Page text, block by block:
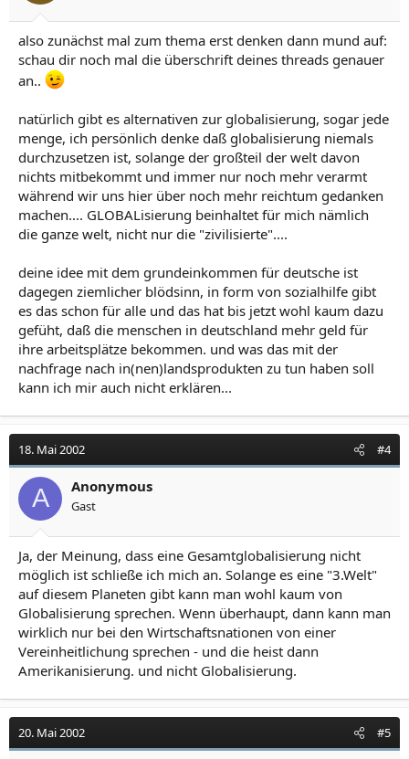
also zunächst mal zum thema erst denken dann mund auf:
schau dir noch mal die überschrift deines threads genauer
an..
natürlich gibt es alternativen zur globalisierung, sogar jede
menge, ich persönlich denke daß globalisierung niemals
durchzusetzen ist, solange der großteil der welt davon
nichts mitbekommt und immer nur noch mehr verarmt
während wir uns hier über noch mehr reichtum gedanken
machen.... GLOBALisierung beinhaltet für mich nämlich
die ganze welt, nicht nur die "zivilisierte"....
deine idee mit dem grundeinkommen für deutsche ist
dagegen ziemlicher blödsinn, in form von sozialhilfe gibt
es das schon für alle und das hat bis jetzt wohl kaum dazu
gefüht, daß die menschen in deutschland mehr geld für
ihre arbeitsplätze bekommen. und was das mit der
nachfrage nach in(nen)landsprodukten zu tun haben soll
kann ich mir auch nicht erklären...
18. Mai 2002 #4
A Anonymous
Gast
Ja, der Meinung, dass eine Gesamtglobalisierung nicht
möglich ist schließe ich mich an. Solange es eine "3.Welt"
auf diesem Planeten gibt kann man wohl kaum von
Globalisierung sprechen. Wenn überhaupt, dann kann man
wirklich nur bei den Wirtschaftsnationen von einer
Vereinheitlichung sprechen - und die heist dann
Amerikanisierung. und nicht Globalisierung.
20. Mai 2002 #5